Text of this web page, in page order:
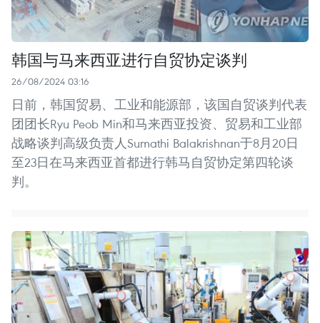
韩国与马来西亚进行自贸协定谈判
26/08/2024 03:16
日前，韩国贸易、工业和能源部，该国自贸谈判代表
团团长Ryu Peob Min和马来西亚投资、贸易和工业部
战略谈判高级负责人Sumathi Balakrishnan于8月20日
至23日在马来西亚首都进行韩马自贸协定第四轮谈
判。